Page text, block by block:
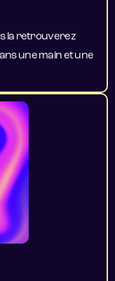
la retrouverez
une main et une